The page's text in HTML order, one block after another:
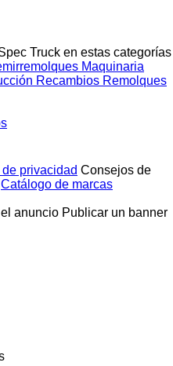
Truck en estas categorías
Maquinaria
Recambios Remolques
privacidad Consejos de
Catálogo de marcas
anuncio Publicar un banner